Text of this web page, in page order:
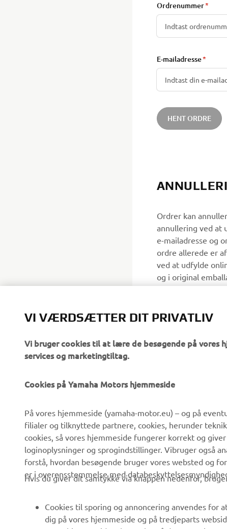
Ordrenummer
E-mailadresse
HENT ORDRE
Ordrer kan
annullering ved at
e-mailadresse og
ordre allerede er
ved at udfylde
og i original
Vilkår &
Om os
Nyheder
Begivenheder
Presse
Arbejde hos Yamaha
eBike systemer
Myndigheder
Golfbaner
Redningstjensten
Robotics
VI VÆRDSÆTTER DIT PRIVATLIV
Vi bruger cookies til at lære de besøgende på vores
services og marketingtiltag.
Cookies på Yamaha Motors hjemmeside
På vores hjemmeside (yamaha-motor.eu) – og på
filialer og tilknyttede partnere, cookies, herunder
cookies, så vores hjemmeside fungerer korrekt og
loginoplysninger og sprogindstillinger. Vibruger også
forstå, hvordan besøgende bruger vores websted og
er i overensstemmelse med
Hvis du giver dit samtykke via knappen nedenfor,
Cookies til sporing og annoncering anvendes
dig på vores hjemmeside og på tredjeparts